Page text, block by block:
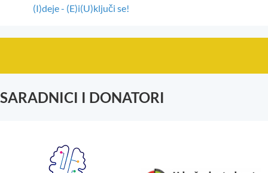
(I)deje - (E)i(U)ključi se!
SARADNICI I DONATORI